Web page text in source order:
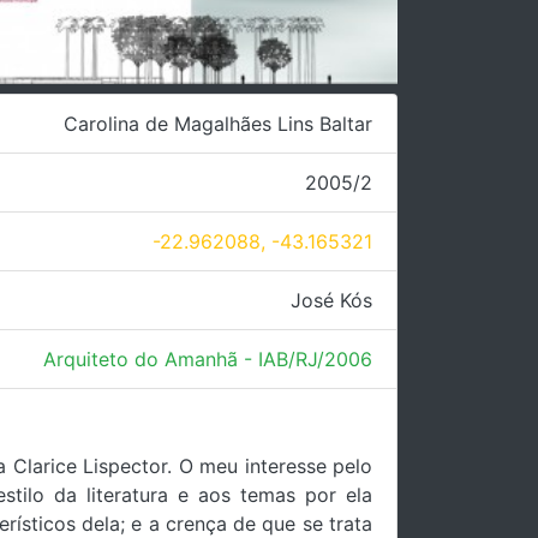
Carolina de Magalhães Lins Baltar
2005/2
-22.962088, -43.165321
José Kós
Arquiteto do Amanhã - IAB/RJ/2006
Lispector. O meu interesse pelo
da literatura e aos temas por ela
dela; e a crença de que se trata